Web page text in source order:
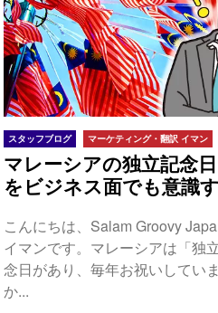
スタッフブログ マーケティング・翻訳 イマン
マレーシアの独立記念
をビジネス面でも意識
こんにちは、Salam Groovy
イマンです。マレーシアは「独
念日があり、毎年お祝いしてい
か...